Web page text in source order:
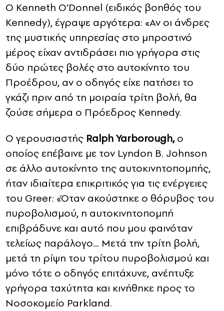
Ο Kenneth O’Donnel (ειδικός βοηθός του
Kennedy), έγραψε αργότερα: «Αν οι άνδρες
της μυστικής υπηρεσίας στο μπροστινό
μέρος είχαν αντιδράσει πιο γρήγορα στις
δύο πρώτες βολές στο αυτοκίνητο του
Προέδρου, αν ο οδηγός είχε πατήσει το
γκάζι πριν από τη μοιραία τρίτη βολή, θα
ζούσε σήμερα ο Πρόεδρος Kennedy.
Ο γερουσιαστής Ralph Yarborough,ο
οποίος επέβαινε με τον Lyndon B. Johnson
σε άλλο αυτοκίνητο της αυτοκινητοπομπής,
ήταν ιδιαίτερα επικριτικός για τις ενέργειες
του Greer: «Όταν ακούστηκε ο θόρυβος του
πυροβολισμού, η αυτοκινητοπομπή
επιβράδυνε και αυτό που μου φαινόταν
τελείως παράλογο… Μετά την τρίτη βολή,
μετά τη ρίψη του τρίτου πυροβολισμού και
μόνο τότε ο οδηγός επιτάχυνε, ​​ανέπτυξε
γρήγορα ταχύτητα και κινήθηκε προς το
Νοσοκομείο Parkland.